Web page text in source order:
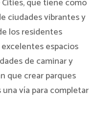
que tiene como
ciudades vibrantes y
los residentes
espacios
de caminar y
que crear parques
vía para completar